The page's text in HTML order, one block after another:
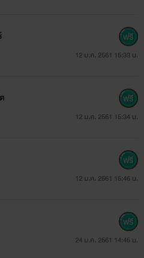
างที่ดี' ค่ะ ♪ ♫
มายชื่อจริงเราเอง ♥
หว่า 55+ )
ม้นบ้างเน้อ ขอบคุณค่ะ ^^
ายใหม่นะคะ พอดีลงไว้มั่วมาก
12 ม.ค. 2561 15:33 น.
12 ม.ค. 2561 15:34 น.
12 ม.ค. 2561 15:46 น.
24 ม.ค. 2561 14:45 น.